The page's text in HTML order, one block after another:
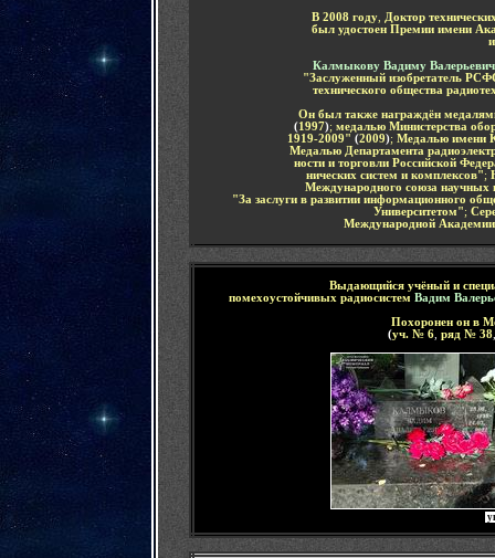
В 2008 году,
Доктор
был удостоен Премии имени
Калмыкову Вадиму
"Заслуженный изобретатель
технического общества
Он был также награждён
(1997); медалью Министерства
1919-2009" (2009); Медалью имени
Медалью Департамента
ности и торговли Российской
нических систем и комплексов";
Международного союза научных
"За заслуги в развитии информационного
Университетом";
Международной Академии
Выдающийсяучёный и
помехоустойчивых радиосистем Вадим
Похоронен он в
(уч. № 6, ряд № 38